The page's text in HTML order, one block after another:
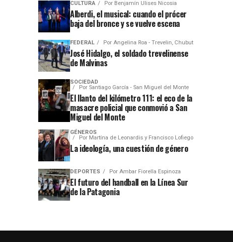
CULTURA Por Benjamín Ulises Nicosia
Alberdi, el musical: cuando el prócer
baja del bronce y se vuelve escena
FEDERAL Por Angelina Roa - Trevelin, Chubut
José Hidalgo, el soldado trevelinense
de Malvinas
SOCIEDAD
Por Santiago García - San Miguel del Monte
El llanto del kilómetro 111: el eco de la
masacre policial que conmovió a San
Miguel del Monte
GÉNEROS
Por Martína de Leonardis y Francisco Lofiego
La ideología, una cuestión de género
DEPORTES Por Ambar Fiorella Espinoza
El futuro del handball en la Línea Sur
de la Patagonia